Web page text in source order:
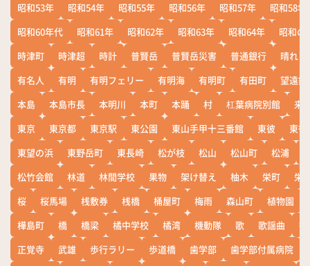
昭和53年
昭和54年 昭和55年 昭和56年 昭和57年
昭和58年
昭和60年代
昭和61年 昭和62年 昭和63年 昭和64年
昭和の
時津町
時津超 時計 普賢岳 普賢岳災害 普通銀行
晴れ
有名人
有明 有明フェリー 有明海 有明町 有田町
望遠鏡
本島
本島市長 本明川 本町 本踊 村 杠葉病院別館
来
東京
東京都 東京駅 東公園 東山手甲十三番館 東彼
東彼
東望の浜
東野岳町 東長崎 松が枝 松山 松山町 松浦
松竹会館
林道 林間学校 果物 架け替え 柚木 栄町
栄
桜
桜馬場 桟敷券 桟橋 桶屋町 梅雨 森山町 植物園
樺島町
橋 橋梁 橘中学校 橘湾 機動隊 歌 歌謡曲
正覚寺
武雄 歩行ラリー 歩道橋 歯学部 歯学部付属病院